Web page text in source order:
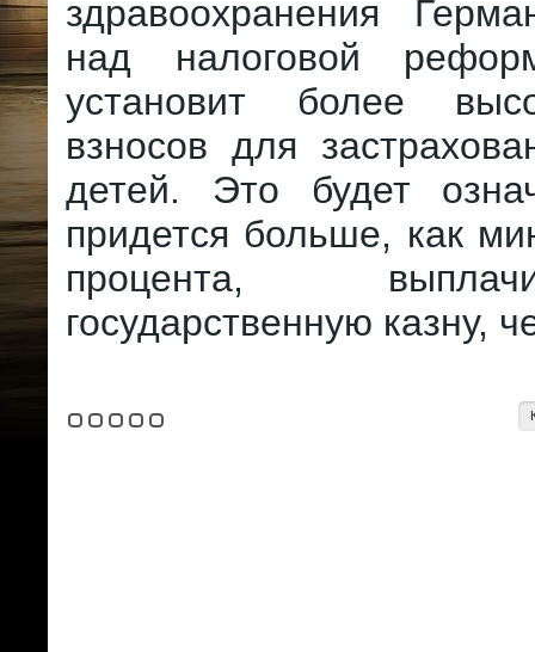
здравоохранения
над налоговой
установит более
взносов для
детей. Это будет
придется больше, как
процента,
государственную казну,